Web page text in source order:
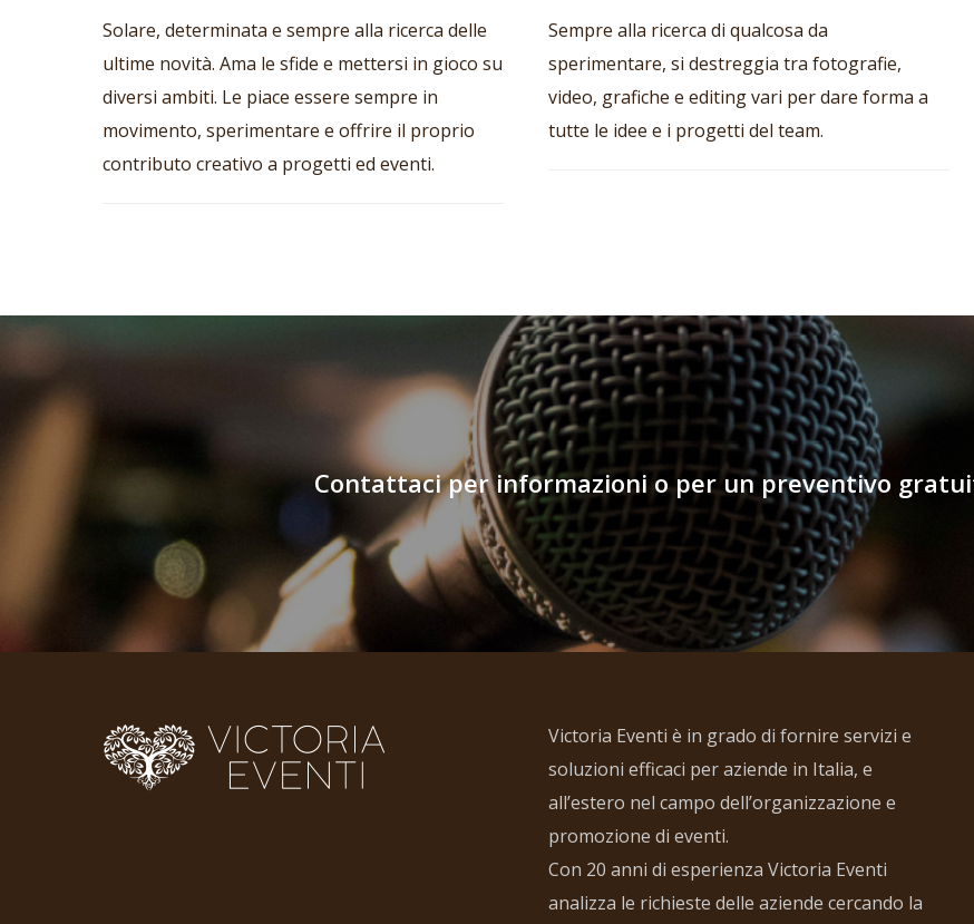
Solare, determinata e sempre alla ricerca delle
ultime novità. Ama le sfide e mettersi in gioco su
diversi ambiti. Le piace essere sempre in
movimento, sperimentare e offrire il proprio
contributo creativo a progetti ed eventi.
Sempre alla ricerca di qualcosa da
sperimentare, si destreggia tra fotografie,
video, grafiche e editing vari per dare forma a
tutte le idee e i progetti del team.
Contattaci per informazioni o per un preventivo
Victoria Eventi è in grado di fornire servizi e
soluzioni efficaci per aziende in Italia, e
all’estero nel campo dell’organizzazione e
promozione di eventi.
Con 20 anni di esperienza Victoria Eventi
analizza le richieste delle aziende cercando la